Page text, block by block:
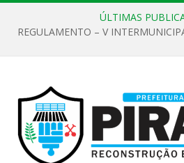
ÚLTIMAS